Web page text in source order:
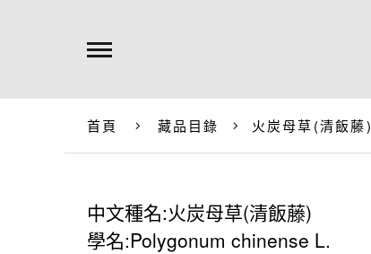
首頁 藏品目錄 火炭母草(清飯藤)
中文種名:火炭母草(清飯藤)
學名:Polygonum chinense L.